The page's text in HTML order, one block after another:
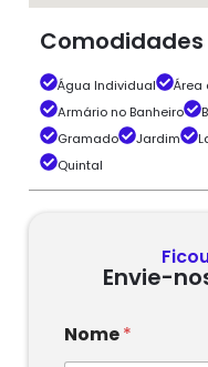
Comodidades
Água Individual Área
Armário no Banheiro
Gramado
Jardim
Quintal
Envie-
Nome*